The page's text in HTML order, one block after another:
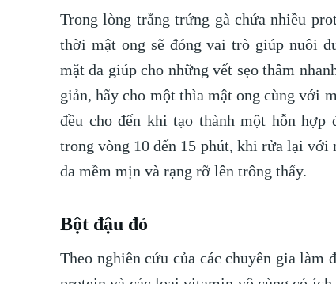
Trong lòng trắng trứng gà chứa nhiều
thời mật ong sẽ đóng vai trò giúp nuôi
mặt da giúp cho những vết sẹo thâm
giản, hãy cho một thìa mật ong cùng với
đều cho đến khi tạo thành một hỗn hợp
trong vòng 10 đến 15 phút, khi rửa lại với
da mềm mịn và rạng rỡ lên trông thấy.
Bột đậu đỏ
Theo nghiên cứu của các chuyên gia làm